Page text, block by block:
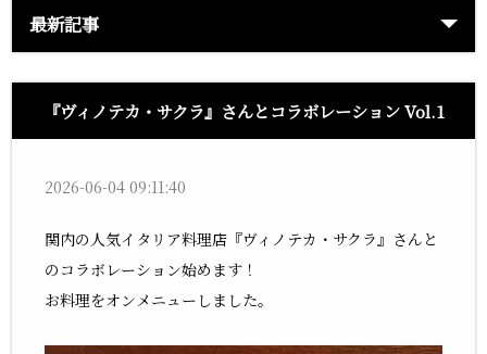
最新記事
『ヴィノテカ・サクラ』さんとコラボレーション Vol.1
2026-06-04 09:11:40
関内の人気イタリア料理店『ヴィノテカ・サクラ』さんと
のコラボレーション始めます！
お料理をオンメニューしました。